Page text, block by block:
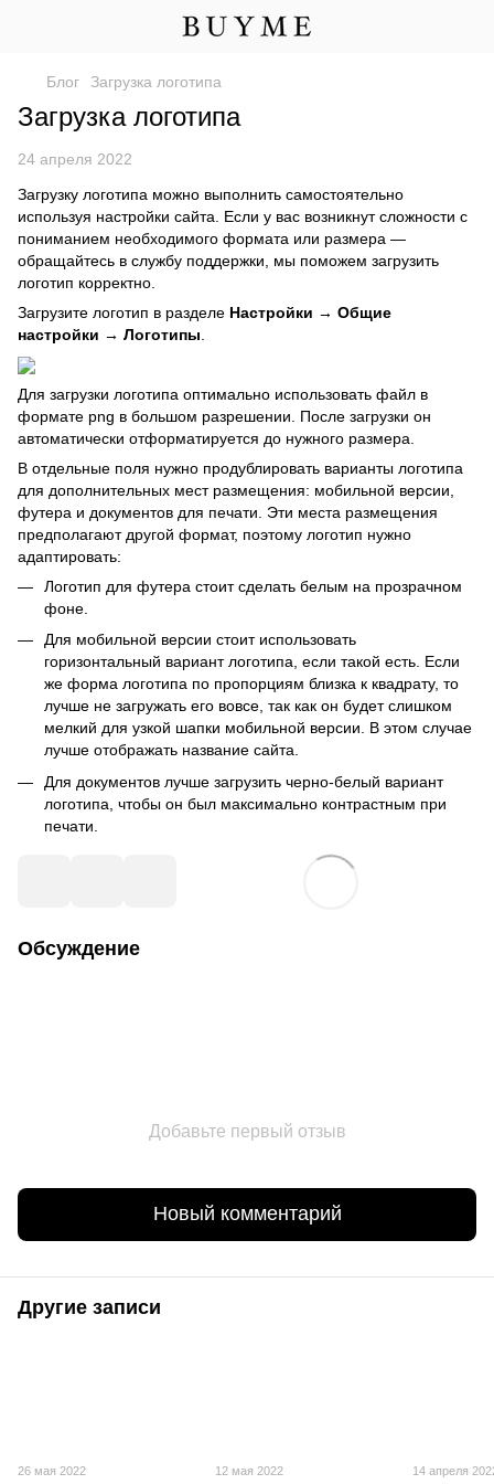
Блог Загрузка логотипа
Загрузка логотипа
24 апреля 2022
Загрузку логотипа можно выполнить самостоятельно
используя настройки сайта. Если у вас возникнут сложности с
пониманием необходимого формата или размера —
обращайтесь в службу поддержки, мы поможем загрузить
логотип корректно.
Загрузите логотип в разделе Настройки → Общие
настройки → Логотипы
Для загрузки логотипа оптимально использовать файл в
формате png в большом разрешении. После загрузки он
автоматически отформатируется до нужного размера.
В отдельные поля нужно продублировать варианты логотипа
для дополнительных мест размещения: мобильной версии,
футера и документов для печати. Эти места размещения
предполагают другой формат, поэтому логотип нужно
адаптировать:
Логотип для футера стоит сделать белым на прозрачном
фоне.
Для мобильной версии стоит использовать
горизонтальный вариант логотипа, если такой есть. Если
же форма логотипа по пропорциям близка к квадрату, то
лучше не загружать его вовсе, так как он будет слишком
мелкий для узкой шапки мобильной версии. В этом случае
лучше отображать название сайта.
Для документов лучше загрузить черно-белый вариант
логотипа, чтобы он был максимально контрастным при
печати.
Обсуждение
Добавьте первый отзыв
Новый комментарий
Другие записи
26 мая 2022 12 мая 2022 14 апреля